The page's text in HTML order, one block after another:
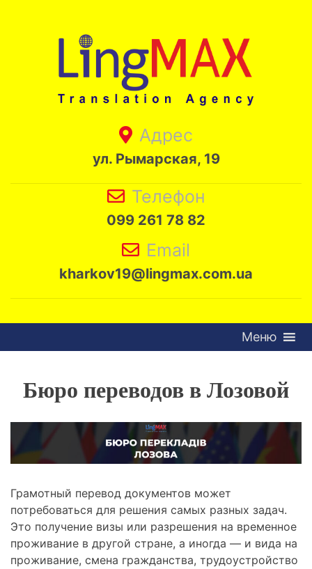
Адрес
ул. Рымарская, 19
Телефон
099 261 78 82
Email
kharkov19@lingmax.com.ua
Меню
Бюро переводов в Лозовой
Грамотный перевод документов может
потребоваться для решения самых разных задач.
Это получение визы или разрешения на временное
проживание в другой стране, а иногда — и вида на
проживание, смена гражданства, трудоустройство